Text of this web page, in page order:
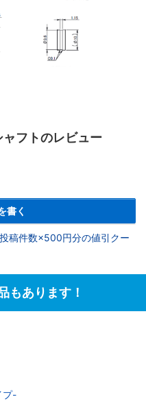
DETAIL B
フトのレビュー
書く
稿件数×500円分の値引クー
もあります！
プ-